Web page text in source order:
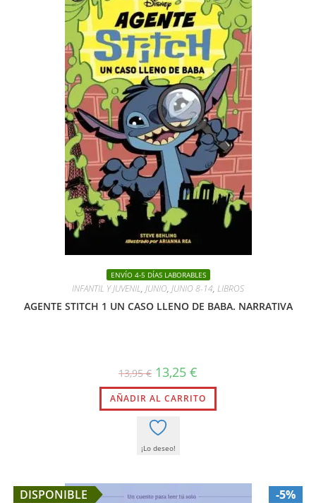
ENVÍO 4-5 DÍAS LABORABLES
INFANTIL Y JUVENIL, JUNIO, JUNIO 8-14, LIBROS
AGENTE STITCH 1 UN CASO LLENO DE BABA. NARRATIVA
13,95€ El
precio
original
era:
13,95 €.
13,25 €
actual
es:
13,25 €.
AÑADIR AL CARRITO
¡Lo deseo!
DISPONIBLE -5%